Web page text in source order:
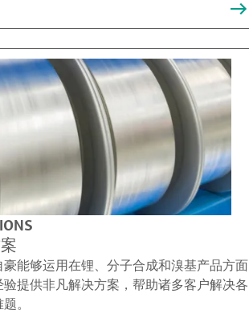
能够运用在锂、分子合成和溴基产品方面
验提供非凡解决方案，帮助诸多客户解决各
。